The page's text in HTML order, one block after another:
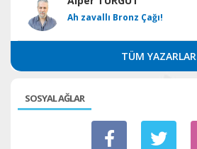
Ah zavallı Bronz Çağı!
TÜM YAZARLAR
SOSYAL AĞLAR